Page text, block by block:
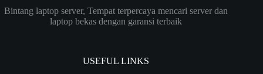
Bintang laptop server, Tempat terpercaya mencari server dan
laptop bekas dengan garansi terbaik
USEFUL LINKS